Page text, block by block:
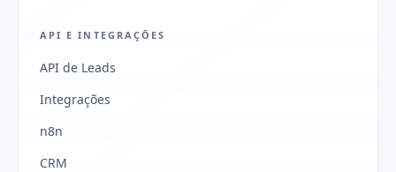
API E INTEGRAÇÕES
API de Leads
Integrações
n8n
CRM